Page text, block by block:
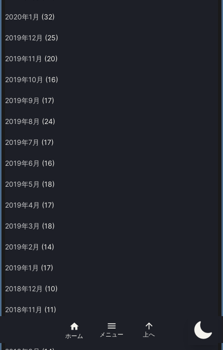
2020年1月 (32)
2019年12月 (25)
2019年11月 (20)
2019年10月 (16)
2019年9月 (17)
2019年8月 (24)
2019年7月 (17)
2019年6月 (16)
2019年5月 (18)
2019年4月 (17)
2019年3月 (18)
2019年2月 (14)
2019年1月 (17)
2018年12月 (10)
2018年11月 (11)

ホーム

メニュー

上へ